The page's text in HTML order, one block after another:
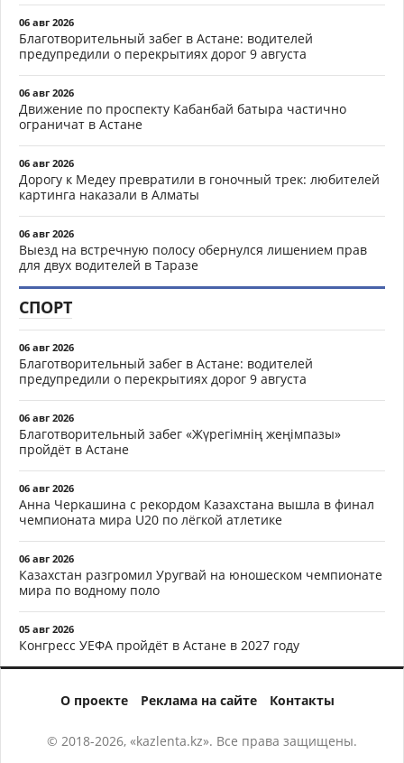
06 авг 2026
Благотворительный забег в Астане: водителей
предупредили о перекрытиях дорог 9 августа
06 авг 2026
Движение по проспекту Кабанбай батыра частично
ограничат в Астане
06 авг 2026
Дорогу к Медеу превратили в гоночный трек: любителей
картинга наказали в Алматы
06 авг 2026
Выезд на встречную полосу обернулся лишением прав
для двух водителей в Таразе
СПОРТ
06 авг 2026
Благотворительный забег в Астане: водителей
предупредили о перекрытиях дорог 9 августа
06 авг 2026
Благотворительный забег «Жүрегімнің жеңімпазы»
пройдёт в Астане
06 авг 2026
Анна Черкашина с рекордом Казахстана вышла в финал
чемпионата мира U20 по лёгкой атлетике
06 авг 2026
Казахстан разгромил Уругвай на юношеском чемпионате
мира по водному поло
05 авг 2026
Конгресс УЕФА пройдёт в Астане в 2027 году
О проекте Реклама на сайте Контакты
© 2018-2026, «kazlenta.kz». Все права защищены.